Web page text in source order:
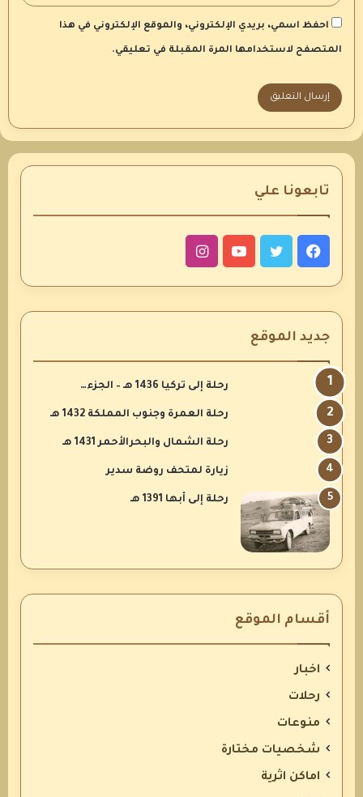
احفظ اسمي، بريدي الإلكتروني، والموقع الإلكتروني في هذا
المتصفح لاستخدامها المرة المقبلة في تعليقي.
تابعونا علي
فيسبوكتويتر يوتيوبانستقرام
جديد الموقع
رحلة إلى تركيا 1436 هـ – الجزء…
رحلة العمرة وجنوب المملكة 1432 هـ
رحلة الشمال والبحرالأحمر 1431 هـ
زيارة لمتحف روضة سدير
رحلة إلى أبها 1391 هـ
أقسام الموقع
اخبار
رحلات
منوعات
شخصيات مختارة
اماكن اثرية